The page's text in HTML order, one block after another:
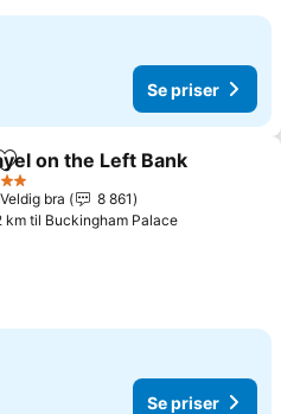
Se priser
Legg til i favoritter
on the Left Bank
Veldig bra
8 861
km til Buckingham Palace
Se priser